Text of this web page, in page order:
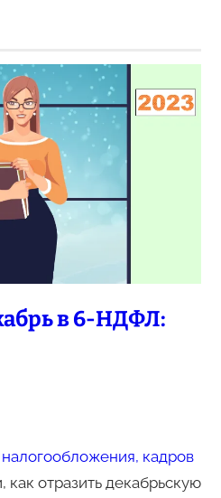
в 6-НДФЛ:
кадров
отразить декабрьскую